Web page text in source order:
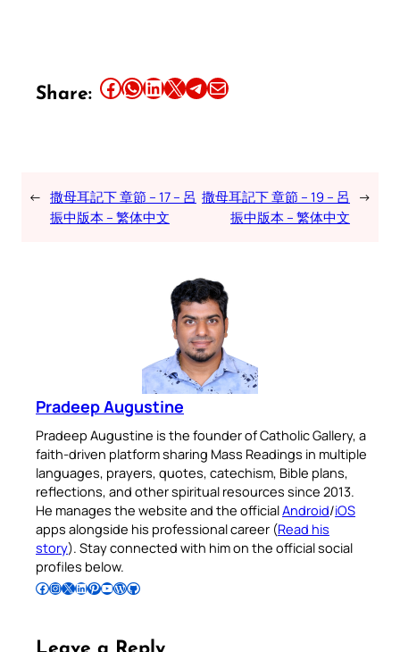
Share: Share this article on Facebook Share this article on WhatsApp Share this article on LinkedIn Share this article on X Share this article on TelegramEmail this Article
← 撒母耳記下 章節 – 17 – 呂
振中版本 – 繁体中文
撒母耳記下 章節 – 19 – 呂
振中版本 – 繁体中文
→
Pradeep Augustine
Pradeep Augustine is the founder of Catholic Gallery, a
faith-driven platform sharing Mass Readings in multiple
languages, prayers, quotes, catechism, Bible plans,
reflections, and other spiritual resources since 2013.
He manages the website and the officialAndroid/iOS
apps alongside his professional career (Read his
story). Stay connected with him on the official social
profiles below.
Follow Pradeep on Facebook Follow Pradeep on InstagramFollow Pradeep on X Follow Pradeep on LinkedIn Follow Pradeep on Pinterest Subscribe to Pradeep’s Youtube Channel Follow Pradeep on WordPress Follow Pradeep on GitHub